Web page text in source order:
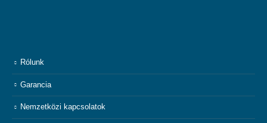
Rólunk
Garancia
Nemzetközi kapcsolatok